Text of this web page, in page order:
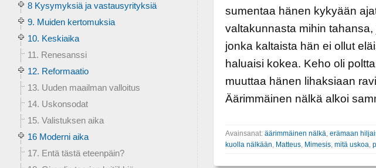
sumentaa hänen kykyään
valtakunnasta mihin
jonka kaltaista hän ei ollut
haluaisi kokea. Keho oli
muuttaa hänen lihaksiaan
Äärimmäinen nälkä alkoi
Avainsanat: äärimmäinen nälkä erämaan
kuolla nälkään Matteus, Mimesis, mitä uskoa
8 Kysymyksiä ja vastausyrityksiä
9. Muiden kertomuksia
10. Keskiaika
11. Renesanssi
12. Reformaatio
13. Uuden maailman valloitus
14. Uskonsodat
15. Valistuksen aika
16 Moderni aika
17. Entä tästä eteenpäin?